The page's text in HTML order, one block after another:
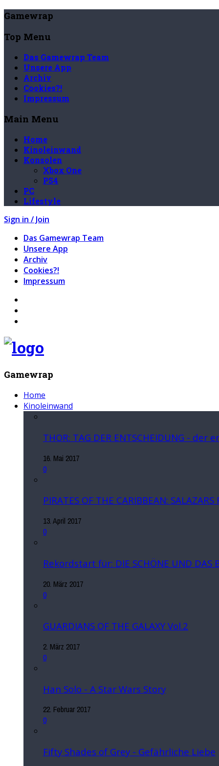
Gamewrap
Top Menu
Das Gamewrap Team
Unsere App
Archiv
Cookies?!
Impressum
Main Menu
Home
Kinoleinwand
Konsolen
Xbox One
PS4
PC
Lifestyle
Sign in / Join
Das Gamewrap Team
Unsere App
Archiv
Cookies?!
Impressum
Gamewrap
Home
Kinoleinwand
THOR: TAG DER ENTSCHEIDUNG -
16. Mai 2017
0
PIRATES OF THE CARIBBEAN: SALAZARS
13. April 2017
0
Rekordstart für: DIE SCHÖNE UND DAS
20. März 2017
0
GUARDIANS OF THE GALAXY Vol.2
2. März 2017
0
Han Solo - A Star Wars Story
22. Februar 2017
0
Fifty Shades of Grey - Gefährliche Liebe